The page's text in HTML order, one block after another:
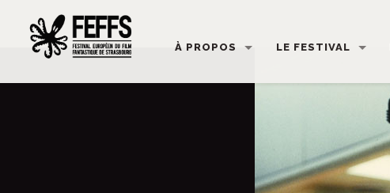
À PROPOS LE FESTIVAL